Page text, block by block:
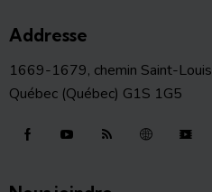
Addresse
1669-1679, chemin Saint-Louis
Québec (Québec) G1S 1G5